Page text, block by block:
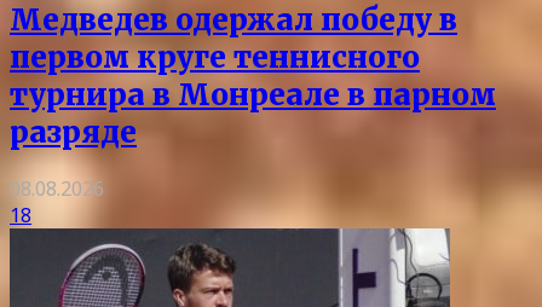
Медведев одержал победу в
первом круге теннисного
турнира в Монреале в парном
разряде
08.08.2026
18